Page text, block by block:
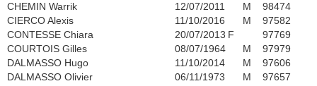
CHEMIN Warrik
12/07/2011 M
98474
CIERCO Alexis
11/10/2016 M
97582
CONTESSE Chiara
20/07/2013 F
97769
COURTOIS Gilles
08/07/1964 M
97979
DALMASSO Hugo
11/10/2014 M
97606
DALMASSO Olivier
06/11/1973 M
97657